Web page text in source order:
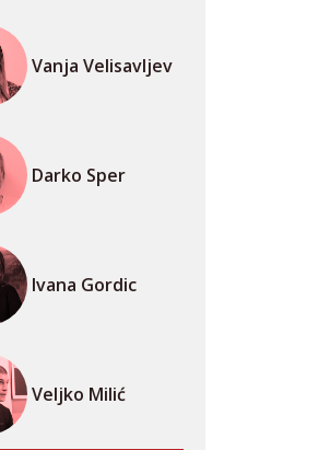
Vanja Velisavljev
Darko Sper
Ivana Gordic
Veljko Milić